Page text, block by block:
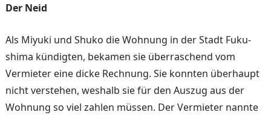
Der Neid
Als Miyuki und Shuko die Wohnung in der Stadt Fuku­
shima kündigten, bekamen sie überraschend vom
Vermieter eine dicke Rechnung. Sie konnten überhaupt
nicht ver­stehen, weshalb sie für den Auszug aus der
Wohnung so viel zahlen müssen. Der Ver­mieter nannte